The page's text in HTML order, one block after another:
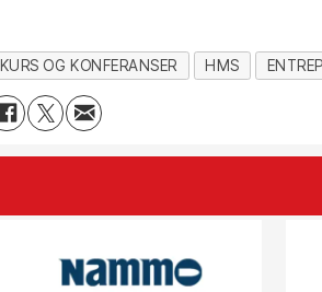
KURS OG KONFERANSER HMS